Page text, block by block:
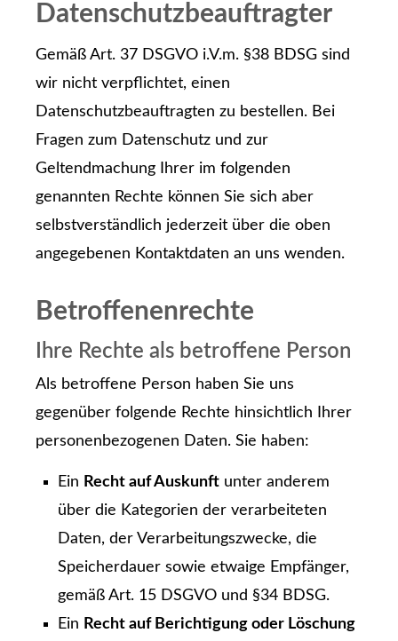
Datenschutzbeauftragter
Gemäß Art. 37 DSGVO i.V.m. §38 BDSG sind
wir nicht verpflichtet, einen
Datenschutzbeauftragten zu bestellen. Bei
Fragen zum Datenschutz und zur
Geltendmachung Ihrer im folgenden
genannten Rechte können Sie sich aber
selbstverständlich jederzeit über die oben
angegebenen Kontaktdaten an uns wenden.
Betroffenenrechte
Ihre Rechte als betroffene Person
Als betroffene Person haben Sie uns
gegenüber folgende Rechte hinsichtlich Ihrer
personenbezogenen Daten. Sie haben:
Ein Recht auf Auskunft unter anderem
über die Kategorien der verarbeiteten
Daten, der Verarbeitungszwecke, die
Speicherdauer sowie etwaige Empfänger,
gemäß Art. 15 DSGVO und §34 BDSG.
Ein Recht auf Berichtigung oder Löschung